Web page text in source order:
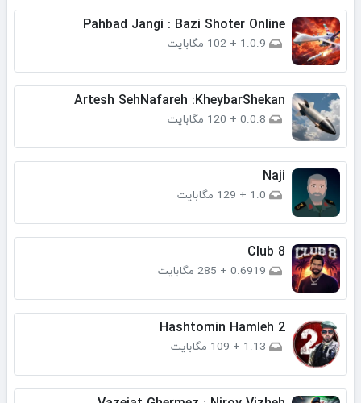
Pahbad Jangi : Bazi Shoter Online
1.0.9
+ 102 مگابایت
Artesh SehNafareh :KheybarShekan
0.0.8
+ 120 مگابایت
Naji
1.0
+ 129 مگابایت
Club 8
0.6919
+ 285 مگابایت
Hashtomin Hamleh 2
1.13
+ 109 مگابایت